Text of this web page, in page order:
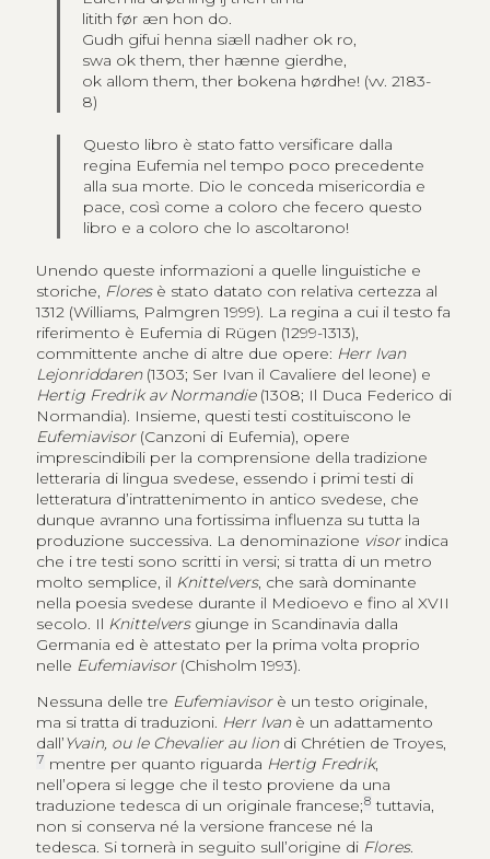
litith før æn hon do.
Gudh gifui henna siæll nadher ok ro,
swa ok them, ther hænne gierdhe,
ok allom them, ther bokena hørdhe! (vv. 2183-
8)
Questo libro è stato fatto versificare dalla
regina Eufemia nel tempo poco precedente
alla sua morte. Dio le conceda misericordia e
pace, così come a coloro che fecero questo
libro e a coloro che lo ascoltarono!
Unendo queste informazioni a quelle linguistiche e
storiche, Floresè stato datato con relativa certezza al
1312 (Williams, Palmgren 1999). La regina a cui il testo fa
riferimento è Eufemia di Rügen (1299-1313),
committente anche di altre due opere: Herr Ivan
Lejonriddaren(1303; Ser Ivan il Cavaliere del leone) e
Hertig Fredrik av Normandie(1308; Il Duca Federico di
Normandia). Insieme, questi testi costituiscono le
Eufemiavisor(Canzoni di Eufemia), opere
imprescindibili per la comprensione della tradizione
letteraria di lingua svedese, essendo i primi testi di
letteratura d’intrattenimento in antico svedese, che
dunque avranno una fortissima influenza su tutta la
produzione successiva. La denominazione visor indica
che i tre testi sono scritti in versi; si tratta di un metro
molto semplice, il Knittelvers, che sarà dominante
nella poesia svedese durante il Medioevo e fino al XVII
secolo. Il Knittelversgiunge in Scandinavia dalla
Germania ed è attestato per la prima volta proprio
nelle Eufemiavisor (Chisholm 1993).
Nessuna delle tre Eufemiavisorè un testo originale,
ma si tratta di traduzioni. Herr Ivanè un adattamento
dall’Yvain, ou le Chevalier au liondi Chrétien de Troyes,
7 mentre per quanto riguarda Hertig Fredrik,
nell’opera si legge che il testo proviene da una
traduzione tedesca di un originale francese;8 tuttavia,
non si conserva né la versione francese né la
tedesca. Si tornerà in seguito sull’origine di Flores.